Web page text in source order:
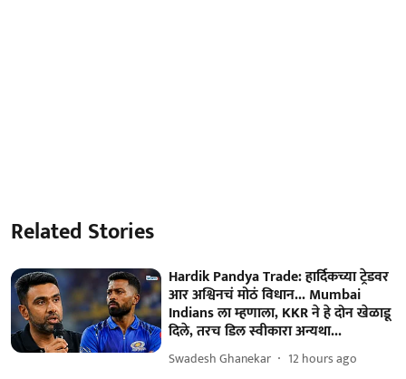
Related Stories
Hardik Pandya Trade: हार्दिकच्या ट्रेडवर
आर अश्विनचं मोठं विधान... Mumbai
Indians ला म्हणाला, KKR ने हे दोन खेळाडू
दिले, तरच डिल स्वीकारा अन्यथा...
Swadesh Ghanekar 12 hours ago